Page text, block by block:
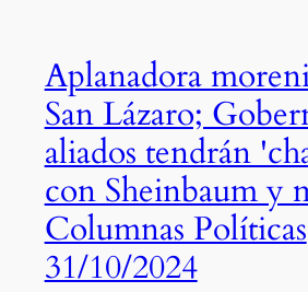
Aplanadora
San Lázaro;
aliados tendrán
con Sheinbaum y
Columnas Políticas
31/10/2024